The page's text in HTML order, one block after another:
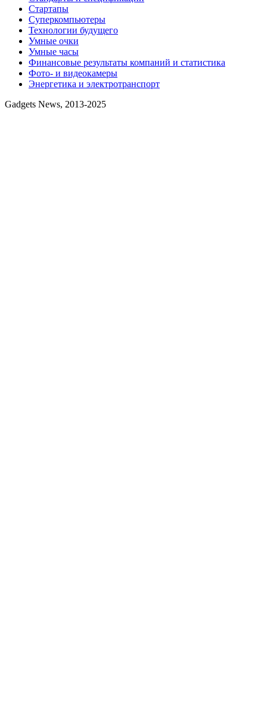
Стартапы
Суперкомпьютеры
Технологии будущего
Умные очки
Умные часы
Финансовые результаты компаний и статистика
Фото- и видеокамеры
Энергетика и электротранспорт
Gadgets News, 2013-2025